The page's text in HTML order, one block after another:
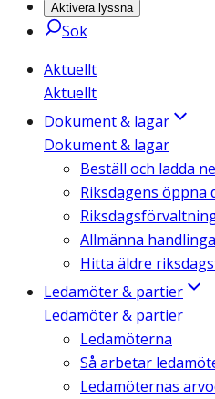
Aktivera lyssna
Sök
Aktuellt
Aktuellt
Dokument & lagar
Dokument & lagar
Beställ och ladda
Riksdagens öppna
Allmänna
Hitta äldre
Ledamöter & partier
Ledamöter & partier
Ledamöterna
Så arbetar
Ledamöternas